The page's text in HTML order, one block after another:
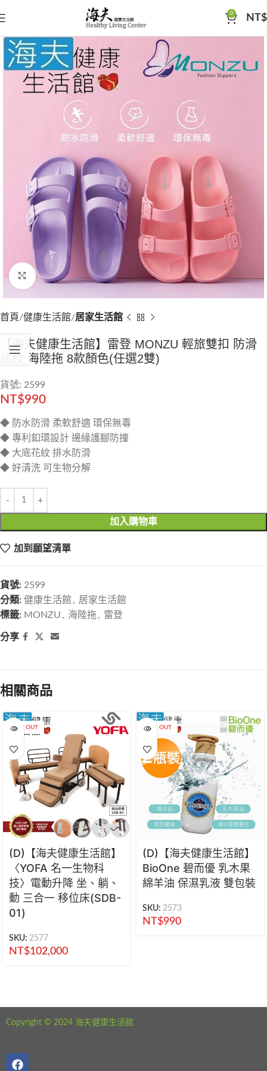
0 NT$
Click to enlarge
首頁 健康生活館 居家生活館
【海夫健康生活館】雷登 MONZU 輕旅雙扣 防滑
底紋 海陸拖 8款顏色(任選2雙)
貨號: 2599
NT$990
◆ 防水防滑 柔軟舒適 環保無毒
◆ 專利釦環設計 邊緣護腳防撞
◆ 大底花紋 排水防滑
◆ 好清洗 可生物分解
加入購物車
加到願望清單
貨號: 2599
分類: 健康生活館 , 居家生活館
標籤: MONZU , 海陸拖, 雷登
分享
相關商品
SOLD OUT
(D)【海夫健康生活館】
〈YOFA 名一生物科
技〉電動升降 坐、躺、
動 三合一 移位床(SDB-
01)
SKU: 2577
NT$102,000
SOLD OUT
(D)【海夫健康生活館】
BioOne 碧而優 乳木果
綿羊油 保濕乳液 雙包裝
SKU: 2573
NT$990
Copyright © 2024 海夫健康生活館